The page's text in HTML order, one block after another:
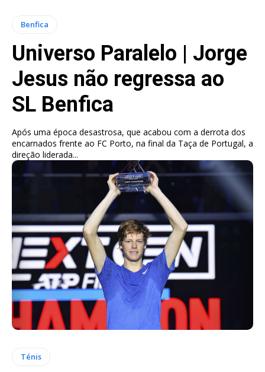
Benfica
Universo Paralelo | Jorge
Jesus não regressa ao
SL Benfica
Após uma época desastrosa, que acabou com a derrota dos
encarnados frente ao FC Porto, na final da Taça de Portugal, a
direção liderada...
Ténis